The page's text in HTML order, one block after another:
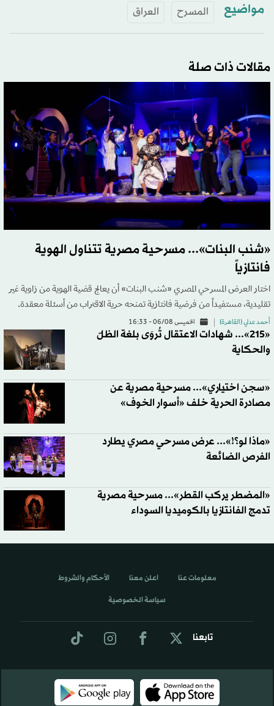
مواضيع المسرح العراق
مقالات ذات صلة
«شنب البنات»... مسرحية مصرية تتناول الهوية
فانتازياً
اختار العرض المسرحي المصري «شنب البنات» أن يعالج قضية الهوية من زاوية غير
تقليدية، مستفيداً من فرضية فانتازية تمنحه حرية الاقتراب من أسئلة معقدة.
أحمد عدلي (القاهرة) الخميس 06/08 - 16:33
«215»... شهادات الاعتقال تُروَى بلغة الظلّ
والحكاية
«سجن اختياري»... مسرحية مصرية عن
مصادرة الحرية خلف «أسوار الخوف»
«ماذا لو؟!»... عرض مسرحي مصري يطارد
الفرص الضائعة
«المضطر يركب القطر»... مسرحية مصرية
تدمج الفانتازيا بالكوميديا السوداء
تابعنا
معلومات عنا اعلن معنا الأحكام والشروط
سياسة الخصوصية